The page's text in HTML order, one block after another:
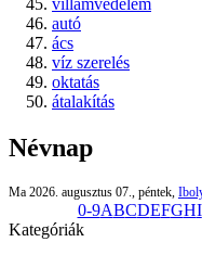
autó
ács
víz szerelés
oktatás
átalakítás
Névnap
Ma 2026. augusztus 07., péntek,
0-9ABCDEFGHI
Kategóriák